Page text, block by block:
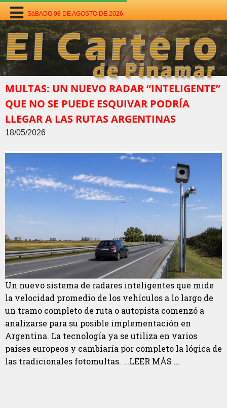
SáBADO 08 DE AGOSTO DE 2026
MULTAS: UN NUEVO RADAR “INTELIGENTE”
QUE NO SE PUEDE ESQUIVAR PODRÍA
LLEGAR A LAS RUTAS ARGENTINAS
18/05/2026
Un nuevo sistema de radares inteligentes que mide
la velocidad promedio de los vehículos a lo largo de
un tramo completo de ruta o autopista comenzó a
analizarse para su posible implementación en
Argentina. La tecnología ya se utiliza en varios
países europeos y cambiaría por completo la lógica de
las tradicionales fotomultas. ...LEER MÁS ...